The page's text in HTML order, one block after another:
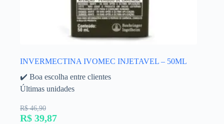
INVERMECTINA IVOMEC INJETAVEL – 50ML
✔️ Boa escolha entre clientes
Últimas unidades
R$ 46,90
R$ 39,87